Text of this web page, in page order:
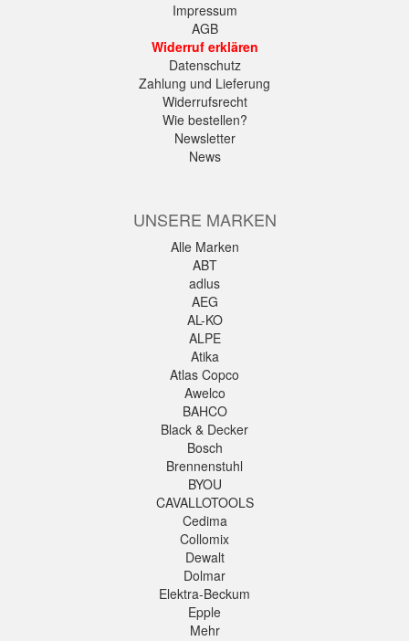
Impressum
AGB
Widerruf erklären
Datenschutz
Zahlung und Lieferung
Widerrufsrecht
Wie bestellen?
Newsletter
News
UNSERE MARKEN
Alle Marken
ABT
adlus
AEG
AL-KO
ALPE
Atika
Atlas Copco
Awelco
BAHCO
Black & Decker
Bosch
Brennenstuhl
BYOU
CAVALLOTOOLS
Cedima
Collomix
Dewalt
Dolmar
Elektra-Beckum
Epple
Mehr